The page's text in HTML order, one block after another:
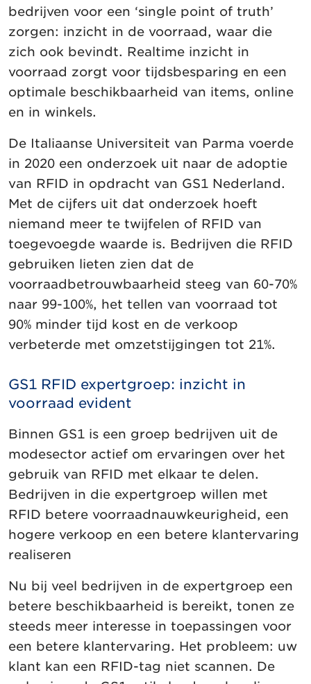
bedrijven voor een ‘single point of truth’
zorgen: inzicht in de voorraad, waar die
zich ook bevindt. Realtime inzicht in
voorraad zorgt voor tijdsbesparing en een
optimale beschikbaarheid van items, online
en in winkels.
De Italiaanse Universiteit van Parma voerde
in 2020 een onderzoek uit naar de adoptie
van RFID in opdracht van GS1 Nederland.
Met de cijfers uit dat onderzoek hoeft
niemand meer te twijfelen of RFID van
toegevoegde waarde is. Bedrijven die RFID
gebruiken lieten zien dat de
voorraadbetrouwbaarheid steeg van 60-70%
naar 99-100%, het tellen van voorraad tot
90% minder tijd kost en de verkoop
verbeterde met omzetstijgingen tot 21%.
GS1 RFID expertgroep: inzicht in
voorraad evident
Binnen GS1 is een groep bedrijven uit de
modesector actief om ervaringen over het
gebruik van RFID met elkaar te delen.
Bedrijven in die expertgroep willen met
RFID betere voorraadnauwkeurigheid, een
hogere verkoop en een betere klantervaring
realiseren
Nu bij veel bedrijven in de expertgroep een
betere beschikbaarheid is bereikt, tonen ze
steeds meer interesse in toepassingen voor
een betere klantervaring. Het probleem: uw
klant kan een RFID-tag niet scannen. De